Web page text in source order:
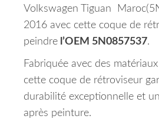
Volkswagen Tiguan
2016 avec cette coque de
peindre l’OEM 5N0857537.
Fabriquée avec des
cette coque de rétroviseur
durabilité exceptionnelle et
après peinture.